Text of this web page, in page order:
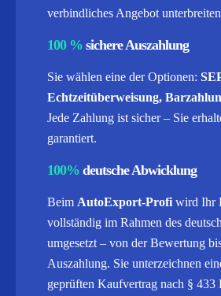
verbindliches Angebot
100 % sichere Auszahlung
Sie wählen eine der Optionen:
Echtzeitüberweisung,
Jede Zahlung ist sicher – Sie
garantiert.
100% deutsche Abwicklung
Beim AutoExport-Profi wird Ihr
vollständig im Rahmen des
umgesetzt – von der Bewertung
Auszahlung. Sie unterzeichnen
geprüften Kaufvertrag nach § 433